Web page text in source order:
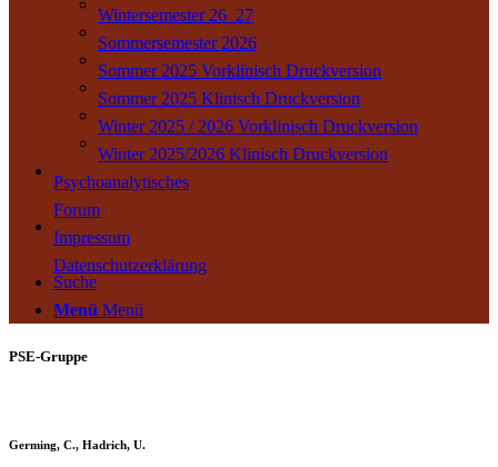
Wintersemester 26_27
Sommersemester 2026
Sommer 2025 Vorklinisch Druckversion
Sommer 2025 Klinisch Druckversion
Winter 2025 / 2026 Vorklinisch Druckversion
Winter 2025/2026 Klinisch Druckversion
Psychoanalytisches
Forum
Impressum
Datenschutzerklärung
Suche
Menü Menü
PSE-Gruppe
Germing, C., Hadrich, U.